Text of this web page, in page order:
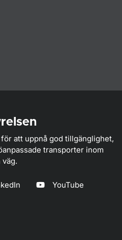
att uppnå god tillgänglighet,
transporter inom
YouTube